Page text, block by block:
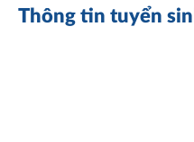
Thông tin tuyển